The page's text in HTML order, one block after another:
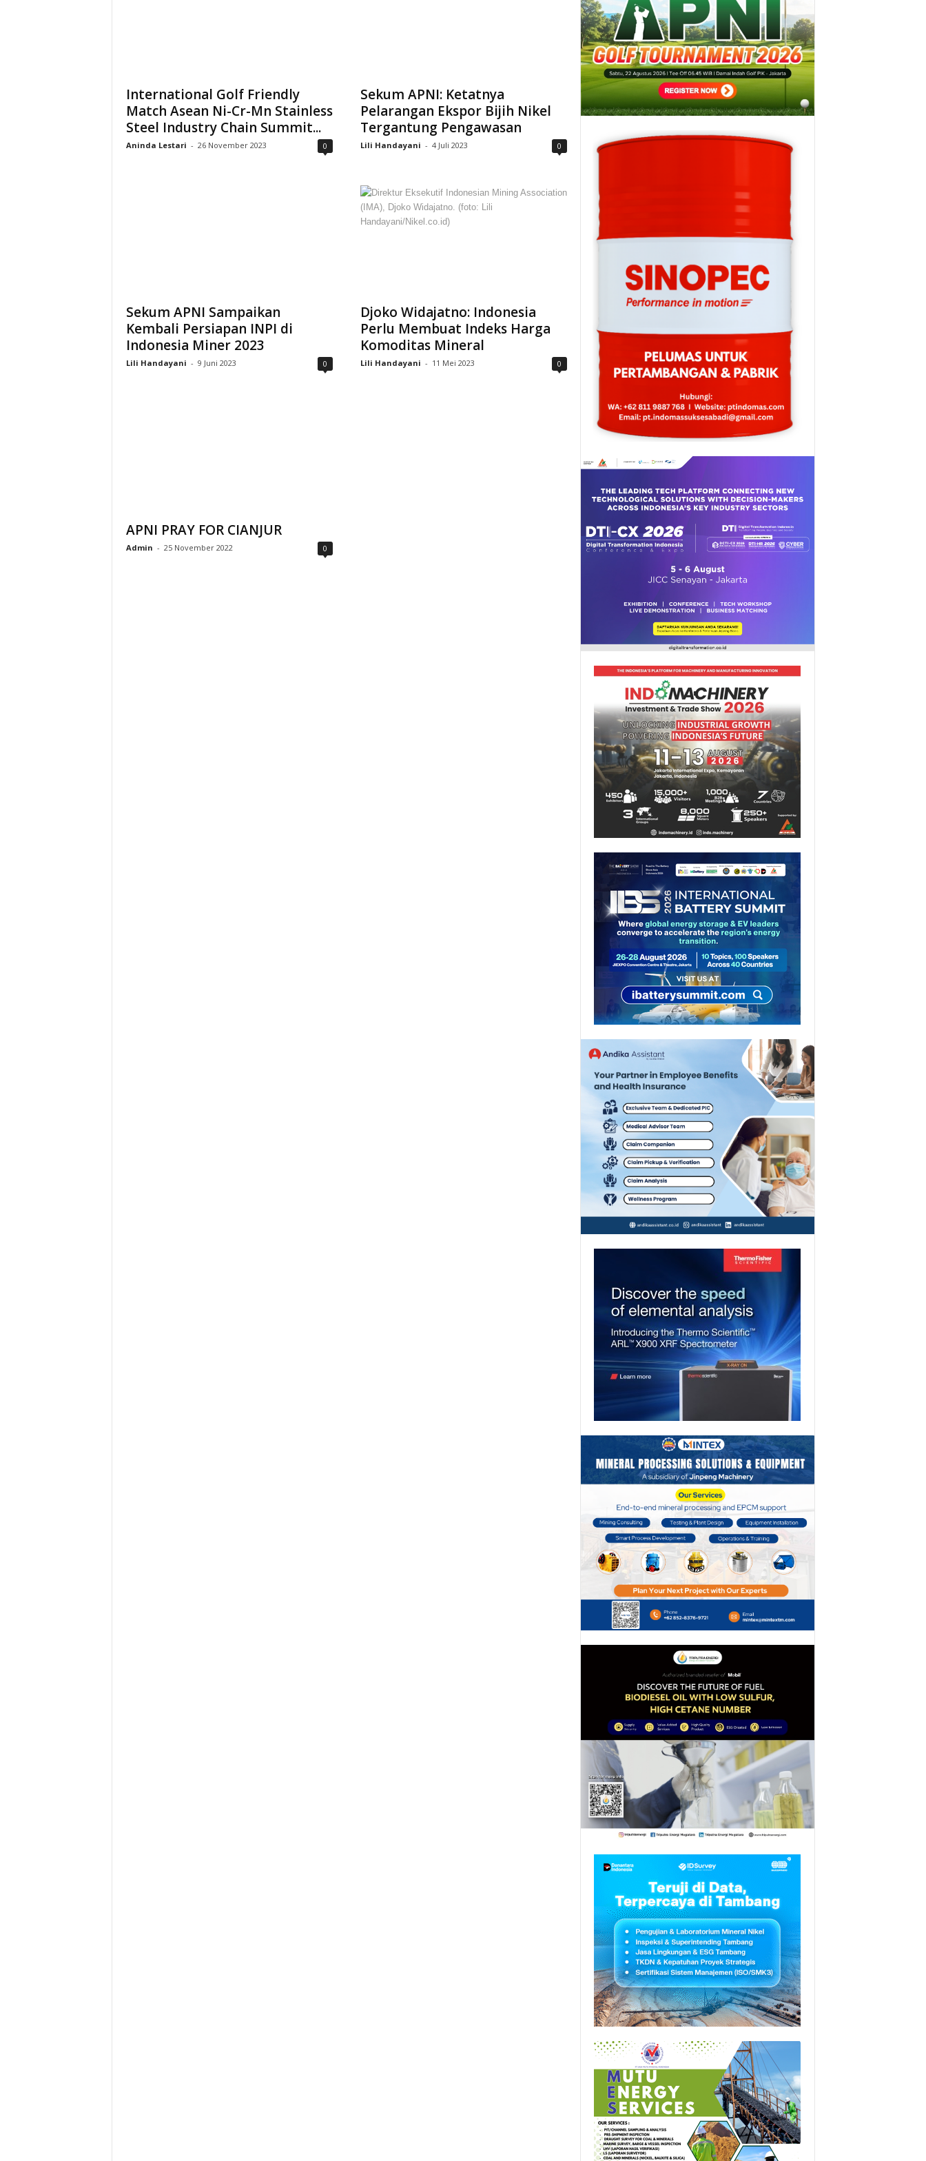
International Golf Friendly
Match Asean Ni-Cr-Mn Stainless
Steel Industry Chain Summit...
Aninda Lestari - 26 November 2023 0
Sekum APNI: Ketatnya
Pelarangan Ekspor Bijih Nikel
Tergantung Pengawasan
Lili Handayani - 4 Juli 2023 0
Sekum APNI Sampaikan
Kembali Persiapan INPI di
Indonesia Miner 2023
Lili Handayani - 9 Juni 2023 0
Djoko Widajatno: Indonesia
Perlu Membuat Indeks Harga
Komoditas Mineral
Lili Handayani - 11 Mei 2023 0
APNI PRAY FOR CIANJUR
Admin - 25 November 2022 0